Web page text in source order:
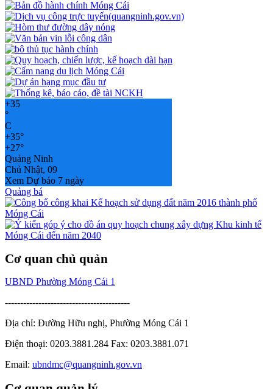
+35
°
C
+35°
+27°
Quảng Ninh
Chủ Nhật, 09
Xem Dự báo 7 ngày
Quảng bá
Cơ quan chủ quản
UBND Phường Móng Cái 1
-----------------------------------------
Địa chỉ: Đường Hữu nghị, Phường Móng Cái 1
Điện thoại: 0203.3881.284 Fax: 0203.3881.071
Email: ubndmc@quangninh.gov.vn